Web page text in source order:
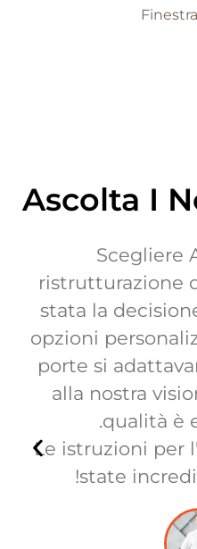
Ascolta I
Scegliere
ristrutturazione
stata la
opzioni
porte si
alla nostra
qualità è
Le istruzioni per
state